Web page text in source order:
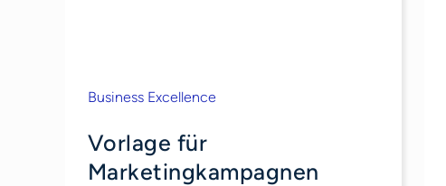
Business Excellence
Vorlage für
Marketingkampagnen